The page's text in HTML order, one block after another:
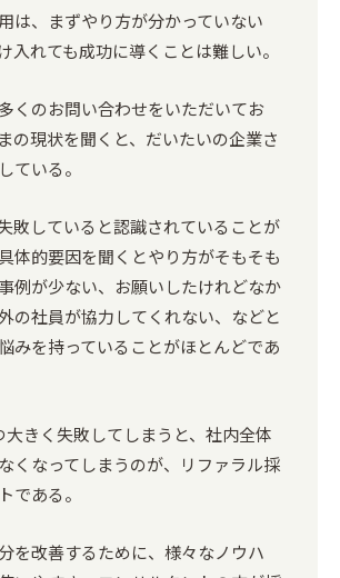
は、まずやり方が分かっていない
入れても成功に導くことは難しい。
くのお問い合わせをいただいてお
の現状を聞くと、だいたいの企業さ
ている。
敗していると認識されていることが
体的要因を聞くとやり方がそもそも
例が少ない、お願いしたけれどなか
の社員が協力してくれない、などと
みを持っていることがほとんどであ
大きく失敗してしまうと、社内全体
くなってしまうのが、リファラル採
である。
を改善するために、様々なノウハ